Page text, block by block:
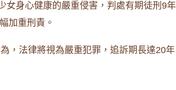
身心健康的嚴重侵害，判處有期徒刑9
加重刑責。
，法律將視為嚴重犯罪，追訴期長達20